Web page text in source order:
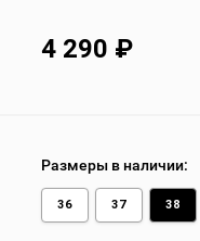
4 290 ₽
Размеры в наличии:
36 37 38